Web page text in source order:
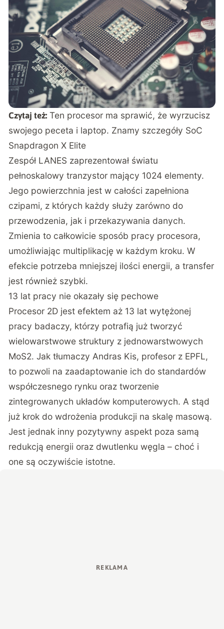
Czytaj też: Ten procesor ma sprawić, że wyrzucisz
swojego peceta i laptop. Znamy szczegóły SoC
Snapdragon X Elite
Zespół LANES zaprezentował światu
pełnoskalowy tranzystor mający 1024 elementy.
Jego powierzchnia jest w całości zapełniona
czipami, z których każdy służy zarówno do
przewodzenia, jak i przekazywania danych.
Zmienia to całkowicie sposób pracy procesora,
umożliwiając multiplikację w każdym kroku. W
efekcie potrzeba mniejszej ilości energii, a transfer
jest również szybki.
13 lat pracy nie okazały się pechowe
Procesor 2D jest efektem aż 13 lat wytężonej
pracy badaczy, którzy potrafią już tworzyć
wielowarstwowe struktury z jednowarstwowych
MoS2. Jak tłumaczy Andras Kis, profesor z EPFL,
to pozwoli na zaadaptowanie ich do standardów
współczesnego rynku oraz tworzenie
zintegrowanych układów komputerowych. A stąd
już krok do wdrożenia produkcji na skalę masową.
Jest jednak inny pozytywny aspekt poza samą
redukcją energii oraz dwutlenku węgla – choć i
one są oczywiście istotne.